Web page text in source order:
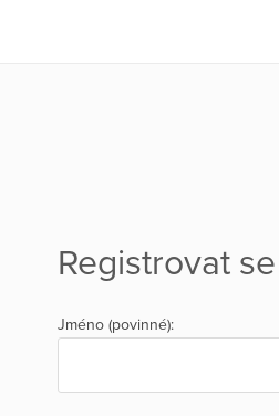
Registrovat se
Jméno (povinné):